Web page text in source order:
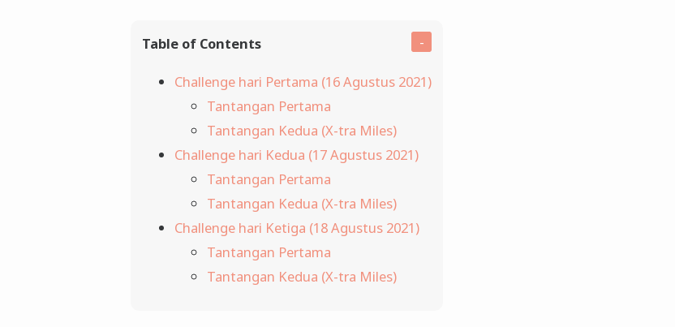
Table of Contents
Challenge hari Pertama (16 Agustus 2021)
Tantangan Pertama
Tantangan Kedua (X-tra Miles)
Challenge hari Kedua (17 Agustus 2021)
Tantangan Pertama
Tantangan Kedua (X-tra Miles)
Challenge hari Ketiga (18 Agustus 2021)
Tantangan Pertama
Tantangan Kedua (X-tra Miles)